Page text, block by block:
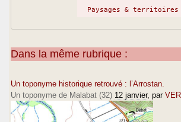
Paysages & territoires
Dans la même rubrique :
Un toponyme historique retrouvé : l’Arrostan.
Un toponyme de Malabat (32) 12 janvier, par